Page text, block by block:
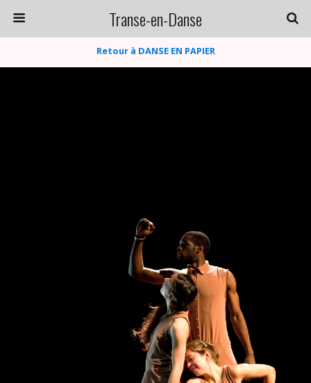
Transe-en-Danse
Retour à DANSE EN PAPIER